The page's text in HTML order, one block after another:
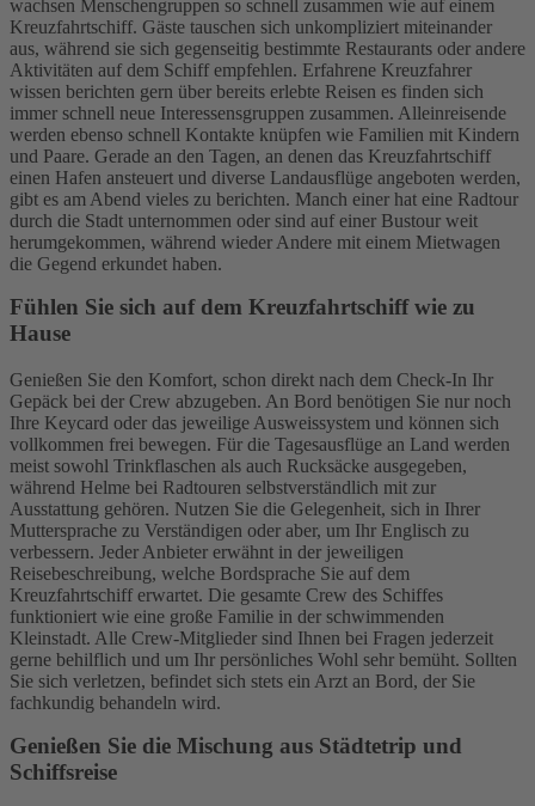
wachsen Menschengruppen so schnell zusammen wie auf einem
Kreuzfahrtschiff. Gäste tauschen sich unkompliziert miteinander
aus, während sie sich gegenseitig bestimmte Restaurants oder andere
Aktivitäten auf dem Schiff empfehlen. Erfahrene Kreuzfahrer
wissen berichten gern über bereits erlebte Reisen es finden sich
immer schnell neue Interessensgruppen zusammen. Alleinreisende
werden ebenso schnell Kontakte knüpfen wie Familien mit Kindern
und Paare. Gerade an den Tagen, an denen das Kreuzfahrtschiff
einen Hafen ansteuert und diverse Landausflüge angeboten werden,
gibt es am Abend vieles zu berichten. Manch einer hat eine Radtour
durch die Stadt unternommen oder sind auf einer Bustour weit
herumgekommen, während wieder Andere mit einem Mietwagen
die Gegend erkundet haben.
Fühlen Sie sich auf dem Kreuzfahrtschiff wie zu
Hause
Genießen Sie den Komfort, schon direkt nach dem Check-In Ihr
Gepäck bei der Crew abzugeben. An Bord benötigen Sie nur noch
Ihre Keycard oder das jeweilige Ausweissystem und können sich
vollkommen frei bewegen. Für die Tagesausflüge an Land werden
meist sowohl Trinkflaschen als auch Rucksäcke ausgegeben,
während Helme bei Radtouren selbstverständlich mit zur
Ausstattung gehören. Nutzen Sie die Gelegenheit, sich in Ihrer
Muttersprache zu Verständigen oder aber, um Ihr Englisch zu
verbessern. Jeder Anbieter erwähnt in der jeweiligen
Reisebeschreibung, welche Bordsprache Sie auf dem
Kreuzfahrtschiff erwartet. Die gesamte Crew des Schiffes
funktioniert wie eine große Familie in der schwimmenden
Kleinstadt. Alle Crew-Mitglieder sind Ihnen bei Fragen jederzeit
gerne behilflich und um Ihr persönliches Wohl sehr bemüht. Sollten
Sie sich verletzen, befindet sich stets ein Arzt an Bord, der Sie
fachkundig behandeln wird.
Genießen Sie die Mischung aus Städtetrip und
Schiffsreise